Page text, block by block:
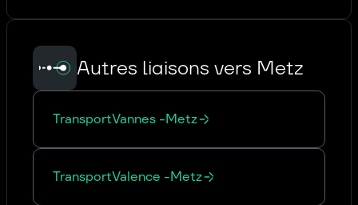
Autres liaisons vers Metz
TransportVannes -Metz
TransportValence -Metz